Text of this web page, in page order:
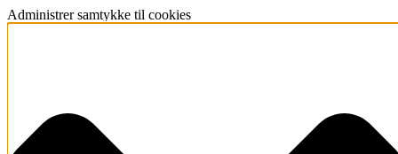
Administrer samtykke til cookies